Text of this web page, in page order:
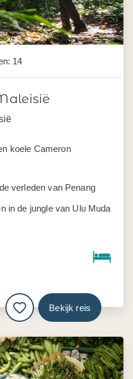
14
koele Cameron
verleden van Penang
in de jungle van Ulu Muda
Bekijk reis